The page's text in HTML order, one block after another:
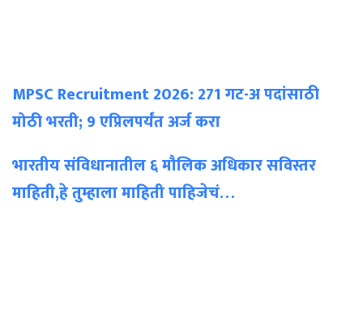
MPSC Recruitment 2026: 271 गट-अ पदांसाठी
मोठी भरती; 9 एप्रिलपर्यंत अर्ज करा
भारतीय संविधानातील ६ मौलिक अधिकार सविस्तर
माहिती,हे तुम्हाला माहिती पाहिजेचं…